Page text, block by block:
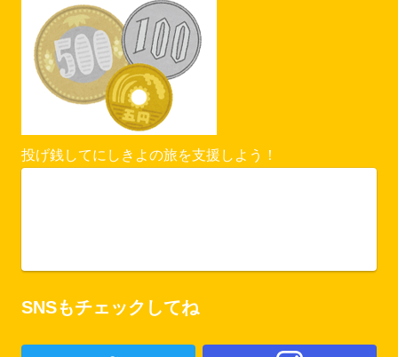
投げ銭してにしきよの旅を支援しよう！
SNSもチェックしてね